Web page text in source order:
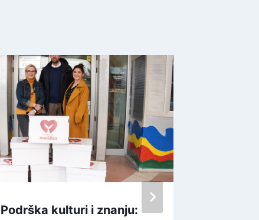
Podrška kulturi i znanju: